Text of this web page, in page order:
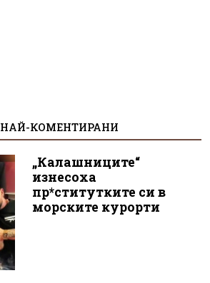
НАЙ-КОМЕНТИРАНИ
„Калашниците“
изнесоха
пр*ститутките си в
морските курорти